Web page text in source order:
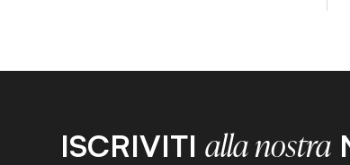
ISCRIVITIalla nostra